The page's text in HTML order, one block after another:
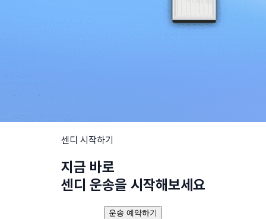
센디 시작하기
지금 바로
센디 운송을 시작해보세요
운송 예약하기